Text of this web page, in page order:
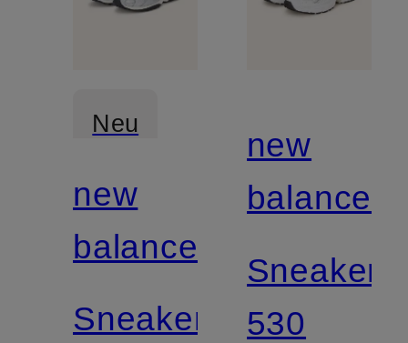
Neu
new
balance
Sneaker
new
balance
Sneaker
530